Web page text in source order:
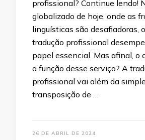
profissional? Continue lendo!
globalizado de hoje, onde as
linguísticas são desafiadoras,
tradução profissional
papel essencial. Mas afinal, o
a função desse serviço? A
profissional vai além da
transposição de …
26 DE ABRIL DE 2024